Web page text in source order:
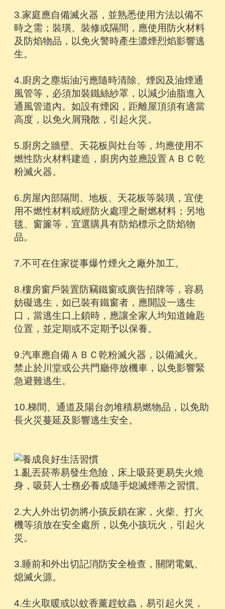
3.家庭應自備滅火器，並熟悉使用方法以備不
時之需；裝璜、裝修或隔間，應使用防火材料
及防焰物品，以免火警時產生濃煙烈焰影響逃
生。
4.廚房之塵垢油污應隨時清除、煙囟及油煙通
風管等，必須加裝鐵絲紗罩，以減少油脂進入
通風管道內。如設有煙囟，距離屋頂須有適當
高度，以免火屑飛散，引起火災。
5.廚房之牆壁、天花板與灶台等，均應使用不
燃性防火材料建造，廚房內並應設置ＡＢＣ乾
粉滅火器。
6.房屋內部隔間、地板、天花板等裝璜，宜使
用不燃性材料或經防火處理之耐燃材料；另地
毯、窗簾等，宜選購具有防焰標示之防焰物
品。
7.不可在住家從事爆竹煙火之廠外加工。
8.樓房窗戶裝置防竊鐵窗或廣告招牌等，容易
妨礙逃生，如已裝有鐵窗者，應開設一逃生
口，當逃生口上鎖時，應讓全家人均知道鑰匙
位置，並定期或不定期予以保養。
9.汽車應自備ＡＢＣ乾粉滅火器，以備滅火。
禁止於川堂或公共門廳停放機車，以免影響緊
急避難逃生。
10.梯間、通道及陽台勿堆積易燃物品，以免助
長火災蔓延及影響逃生安全。
1.亂丟菸蒂易發生危險，床上吸菸更易失火燒
身，吸菸人士務必養成隨手熄滅煙蒂之習慣。
2.大人外出切勿將小孩反鎖在家，火柴、打火
機等須放在安全處所，以免小孩玩火，引起火
災。
3.睡前和外出切記消防安全檢查，關閉電氣、
熄滅火源。
4.生火取暖或以蚊香薰趕蚊蟲，易引起火災，